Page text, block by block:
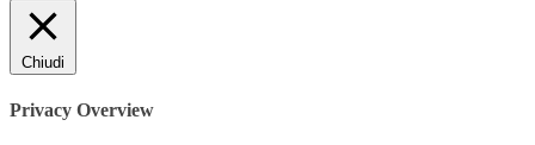
Chiudi
Privacy Overview